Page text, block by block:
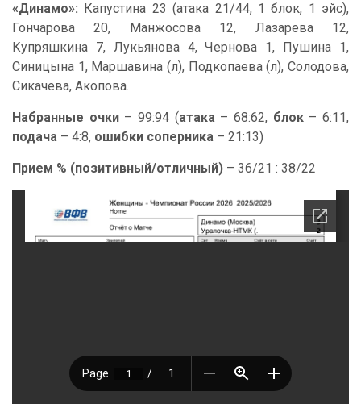
«Динамо»: Капустина 23 (атака 21/44, 1 блок, 1 эйс),
Гончарова 20, Манжосова 12, Лазарева 12,
Купряшкина 7, Лукьянова 4, Чернова 1, Пушина 1,
Синицына 1, Маршавина (л), Подкопаева (л), Солодова,
Сикачева, Акопова.
Набранные очки– 99:94 (атака– 68:62, блок– 6:11,
подача – 4:8, ошибки соперника – 21:13)
Прием % (позитивный/отличный) – 36/21 : 38/22